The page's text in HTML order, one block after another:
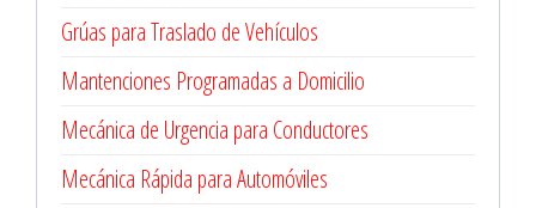
Grúas para Traslado de Vehículos
Mantenciones Programadas a Domicilio
Mecánica de Urgencia para Conductores
Mecánica Rápida para Automóviles